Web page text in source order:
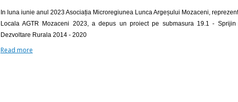
In luna iunie anul 2023 Asociația Microregiunea Lunca Argeșului Mozaceni,
Locala AGTR Mozaceni 2023, a depus un proiect pe submasura 19.1 - Sprijin
Dezvoltare Rurala 2014 - 2020
Read more